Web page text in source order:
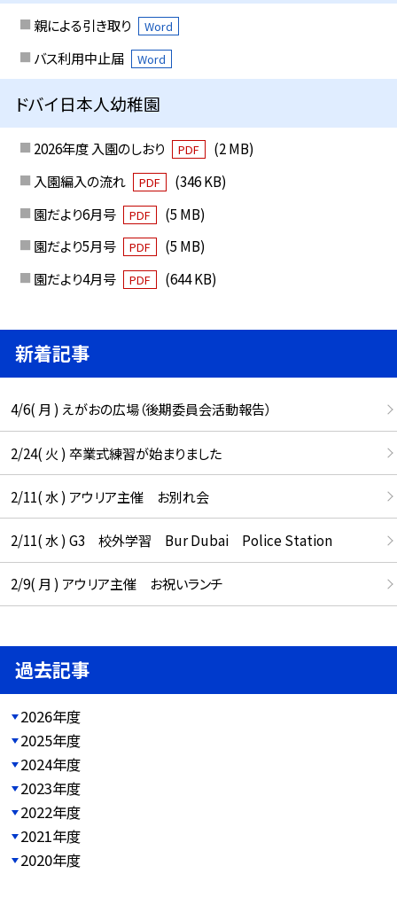
親による引き取り Word
バス利用中止届 Word
ドバイ日本人幼稚園
2026年度 入園のしおり PDF
(2 MB)
入園編入の流れ
PDF
(346 KB)
園だより6月号
PDF
(5 MB)
園だより5月号
PDF
(5 MB)
園だより4月号
PDF (644 KB)
新着記事
4/6( 月 ) えがおの広場（後期委員会活動報告）
2/24( 火 ) 卒業式練習が始まりました
2/11( 水 ) アウリア主催 お別れ会
2/11( 水 ) G3 校外学習 Bur Dubai Police Station
2/9( 月 ) アウリア主催 お祝いランチ
過去記事
2026年度
2025年度
2024年度
2023年度
2022年度
2021年度
2020年度